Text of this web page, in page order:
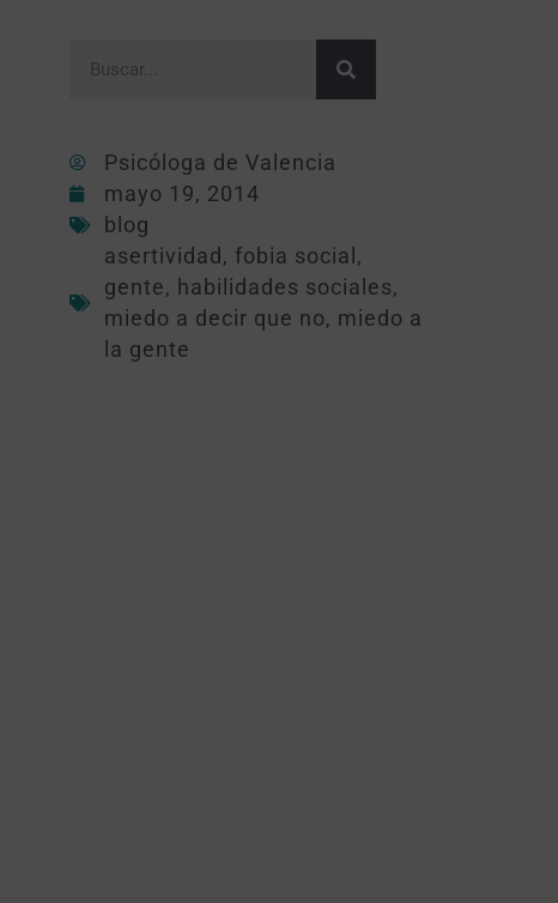
Psicóloga de Valencia
mayo 19, 2014
blog
asertividad , fobia social ,
gente, habilidades sociales,
miedo a decir que no, miedo a
la gente